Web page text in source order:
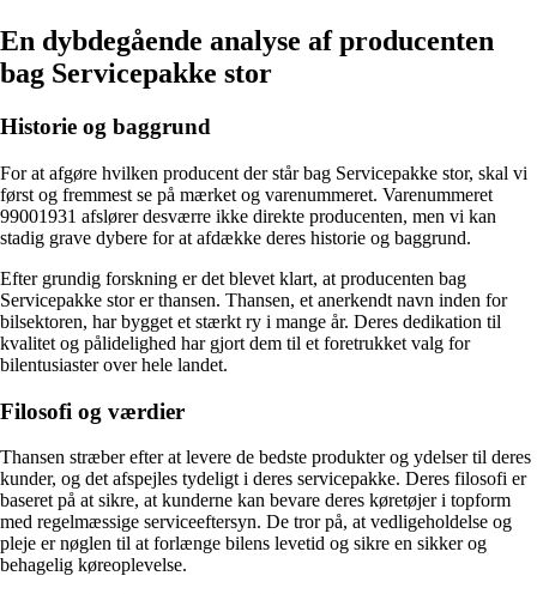
En dybdegående analyse af producenten
bag Servicepakke stor
Historie og baggrund
For at afgøre hvilken producent der står bag Servicepakke stor, skal vi
først og fremmest se på mærket og varenummeret. Varenummeret
99001931 afslører desværre ikke direkte producenten, men vi kan
stadig grave dybere for at afdække deres historie og baggrund.
Efter grundig forskning er det blevet klart, at producenten bag
Servicepakke stor er thansen. Thansen, et anerkendt navn inden for
bilsektoren, har bygget et stærkt ry i mange år. Deres dedikation til
kvalitet og pålidelighed har gjort dem til et foretrukket valg for
bilentusiaster over hele landet.
Filosofi og værdier
Thansen stræber efter at levere de bedste produkter og ydelser til deres
kunder, og det afspejles tydeligt i deres servicepakke. Deres filosofi er
baseret på at sikre, at kunderne kan bevare deres køretøjer i topform
med regelmæssige serviceeftersyn. De tror på, at vedligeholdelse og
pleje er nøglen til at forlænge bilens levetid og sikre en sikker og
behagelig køreoplevelse.